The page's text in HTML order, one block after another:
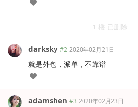
1 楼 已删除
darksky #2 2020年02月21日
就是外包，派单，不靠谱
adamshen #3 2020年02月23日